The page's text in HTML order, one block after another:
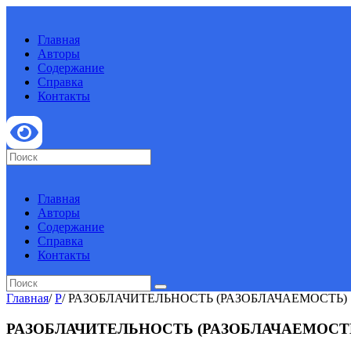
Главная
Авторы
Содержание
Справка
Контакты
Главная
Авторы
Содержание
Справка
Контакты
Главная/ Р/ РАЗОБЛАЧИТЕЛЬНОСТЬ (РАЗОБЛАЧАЕМОСТЬ)
РАЗОБЛАЧИТЕЛЬНОСТЬ